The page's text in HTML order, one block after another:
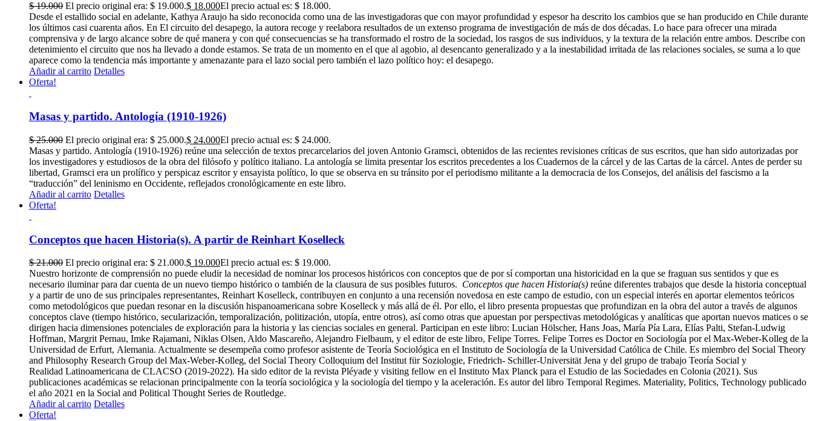
$19.000 El precio original era: $ 19.000.$ 18.000El precio actual es: $ 18.000.
Desde el estallido social en adelante, Kathya Araujo ha sido reconocida como una de las investigadoras que con mayor profundidad y espesor ha descrito los cambios que se han producido en Chile durante
los últimos casi cuarenta años. En El circuito del desapego, la autora recoge y reelabora resultados de un extenso programa de investigación de más de dos décadas. Lo hace para ofrecer una mirada
comprensiva y de largo alcance sobre de qué manera y con qué consecuencias se ha transformado el rostro de la sociedad, los rasgos de sus individuos, y la textura de la relación entre ambos. Describe con
detenimiento el circuito que nos ha llevado a donde estamos. Se trata de un momento en el que al agobio, al desencanto generalizado y a la inestabilidad irritada de las relaciones sociales, se suma a lo que
aparece como la tendencia más importante y amenazante para el lazo social pero también el lazo político hoy: el desapego.
Añadir al carrito Detalles
Oferta!
Masas y partido. Antología (1910-1926)
$25.000 El precio original era: $ 25.000.$ 24.000El precio actual es: $ 24.000.
Masas y partido. Antología (1910-1926) reúne una selección de textos precarcelarios del joven Antonio Gramsci, obtenidos de las recientes revisiones críticas de sus escritos, que han sido autorizadas por
los investigadores y estudiosos de la obra del filósofo y político italiano. La antología se limita presentar los escritos precedentes a los Cuadernos de la cárcel y de las Cartas de la cárcel. Antes de perder su
libertad, Gramsci era un prolífico y perspicaz escritor y ensayista político, lo que se observa en su tránsito por el periodismo militante a la democracia de los Consejos, del análisis del fascismo a la
“traducción” del leninismo en Occidente, reflejados cronológicamente en este libro.
Añadir al carrito Detalles
Oferta!
Conceptos que hacen Historia(s). A partir de Reinhart Koselleck
$21.000 El precio original era: $ 21.000.$ 19.000El precio actual es: $ 19.000.
Nuestro horizonte de comprensión no puede eludir la necesidad de nominar los procesos históricos con conceptos que de por sí comportan una historicidad en la que se fraguan sus sentidos y que es
necesario iluminar para dar cuenta de un nuevo tiempo histórico o también de la clausura de sus posibles futuros. Conceptos que hacen Historia(s) reúne diferentes trabajos que desde la historia conceptual
y a partir de uno de sus principales representantes, Reinhart Koselleck, contribuyen en conjunto a una recensión novedosa en este campo de estudio, con un especial interés en aportar elementos teóricos
como metodológicos que puedan resonar en la discusión hispanoamericana sobre Koselleck y más allá de él. Por ello, el libro presenta propuestas que profundizan en la obra del autor a través de algunos
conceptos clave (tiempo histórico, secularización, temporalización, politización, utopía, entre otros), así como otras que apuestan por perspectivas metodológicas y analíticas que aportan nuevos matices o se
dirigen hacia dimensiones potenciales de exploración para la historia y las ciencias sociales en general. Participan en este libro: Lucian Hölscher, Hans Joas, María Pía Lara, Elías Palti, Stefan-Ludwig
Hoffman, Margrit Pernau, Imke Rajamani, Niklas Olsen, Aldo Mascareño, Alejandro Fielbaum, y el editor de este libro, Felipe Torres. Felipe Torres es Doctor en Sociología por el Max-Weber-Kolleg de la
Universidad de Erfurt, Alemania. Actualmente se desempeña como profesor asistente de Teoría Sociológica en el Instituto de Sociología de la Universidad Católica de Chile. Es miembro del Social Theory
and Philosophy Research Group del Max-Weber-Kolleg, del Social Theory Colloquium del Institut für Soziologie, Friedrich- Schiller-Universität Jena y del grupo de trabajo Teoría Social y
Realidad Latinoamericana de CLACSO (2019-2022). Ha sido editor de la revista Pléyade y visiting fellow en el Instituto Max Planck para el Estudio de las Sociedades en Colonia (2021). Sus
publicaciones académicas se relacionan principalmente con la teoría sociológica y la sociología del tiempo y la aceleración. Es autor del libro Temporal Regimes. Materiality, Politics, Technology publicado
el año 2021 en la Social and Political Thought Series de Routledge.
Añadir al carrito Detalles
Oferta!